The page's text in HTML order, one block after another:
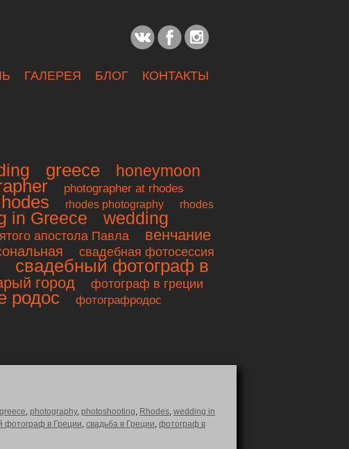
ГАЛЕРЕЯ БЛОГ КОНТАКТЫ
greece honeymoon
photographer at rhodes
rhodes photography
rhodes
in Greece
wedding
апостола Павла венчание
свадебная фотосессия
свадебный фотограф в
город фотограф в греции
родос фотографродос
, photography, photoshooting, Rhodes, wedding in
фотограф в Греции, свадьба в Греции, фотограф в